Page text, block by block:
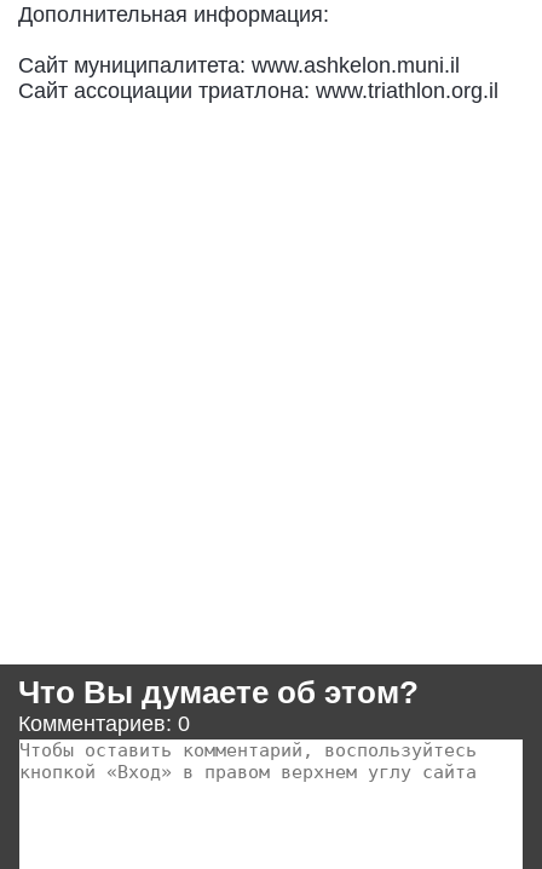
Дополнительная информация:
Сайт муниципалитета: www.ashkelon.muni.il
Сайт ассоциации триатлона: www.triathlon.org.il
Что Вы думаете об этом?
Комментариев: 0